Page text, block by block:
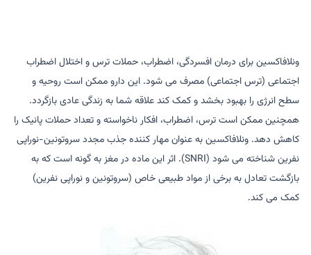
ونلافاکسین برای درمان افسردگی، اضطراب، حملات ترس و اختلال اضطراب
اجتماعی (ترس اجتماعی) مصرف می شود. این دارو ممکن است روحیه و
سطح انرژی را بهبود بخشد و کمک کند علاقه شما به زندگی عادی بازگردد.
همچنین ممکن است ترس، اضطراب، افکار ناخواسته و تعداد حملات پانیک را
کاهش دهد. ونلافاکسین به عنوان مهار کننده جذب مجدد سروتونین-نوراپی
نفرین شناخته می شود (SNRI). اثر این ماده در مغز به گونه است که به
بازگشت تعادل به برخی از مواد طبیعی خاص (سروتونین و نوراپی نفرین)
کمک می کند.